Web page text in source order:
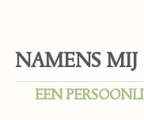
NAMENS MIJ
EEN